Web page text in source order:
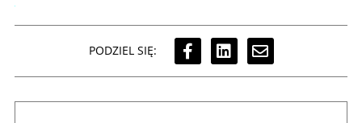
PODZIEL SIĘ: